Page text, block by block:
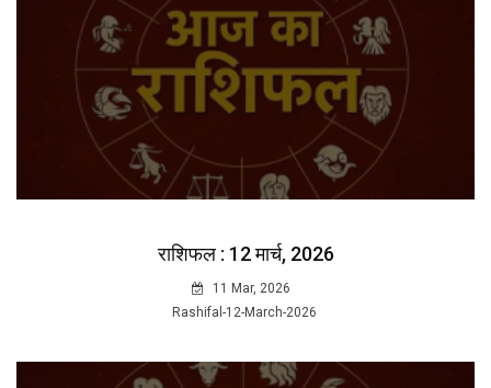
राशिफल : 12 मार्च, 2026
11 Mar, 2026
Rashifal-12-March-2026